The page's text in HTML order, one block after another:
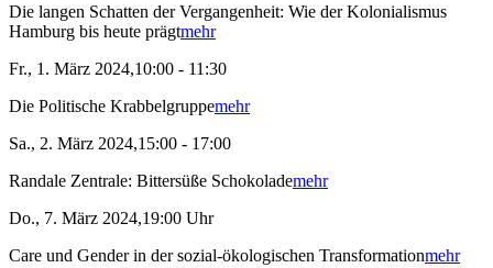
Die langen Schatten der Vergangenheit: Wie der Kolonialismus
Hamburg bis heute prägtmehr
Fr., 1. März 2024,10:00 - 11:30
Die Politische Krabbelgruppemehr
Sa., 2. März 2024,15:00 - 17:00
Randale Zentrale: Bittersüße Schokolademehr
Do., 7. März 2024,19:00 Uhr
Care und Gender in der sozial-ökologischen Transformationmehr